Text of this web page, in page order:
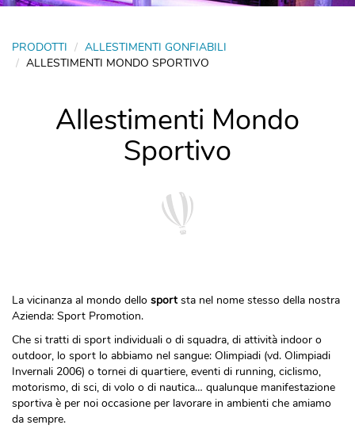
PRODOTTI
ALLESTIMENTI GONFIABILI
ALLESTIMENTI MONDO SPORTIVO
Allestimenti Mondo
Sportivo
La vicinanza al mondo dello sportsta nel nome stesso della nostra
Azienda: Sport Promotion.
Che si tratti di sport individuali o di squadra, di attività indoor o
outdoor, lo sport lo abbiamo nel sangue: Olimpiadi (vd. Olimpiadi
Invernali 2006) o tornei di quartiere, eventi di running, ciclismo,
motorismo, di sci, di volo o di nautica… qualunque manifestazione
sportiva è per noi occasione per lavorare in ambienti che amiamo
da sempre.